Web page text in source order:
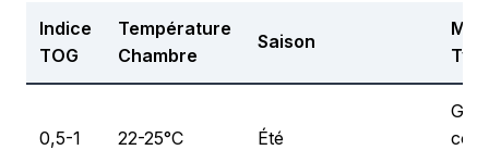
Indice
TOG
Température
Chambre
Saison
0,5-1 22-25°C Été